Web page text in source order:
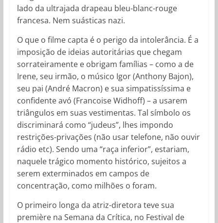
lado da ultrajada drapeau bleu-blanc-rouge
francesa. Nem suásticas nazi.
O que o filme capta é o perigo da intolerância. É a
imposição de ideias autoritárias que chegam
sorrateiramente e obrigam famílias – como a de
Irene, seu irmão, o músico Igor (Anthony Bajon),
seu pai (André Macron) e sua simpatissíssima e
confidente avó (Francoise Widhoff) – a usarem
triângulos em suas vestimentas. Tal símbolo os
discriminará como “judeus”, lhes impondo
restrições-privações (não usar telefone, não ouvir
rádio etc). Sendo uma “raça inferior”, estariam,
naquele trágico momento histórico, sujeitos a
serem exterminados em campos de
concentração, como milhões o foram.
O primeiro longa da atriz-diretora teve sua
première na Semana da Crítica, no Festival de